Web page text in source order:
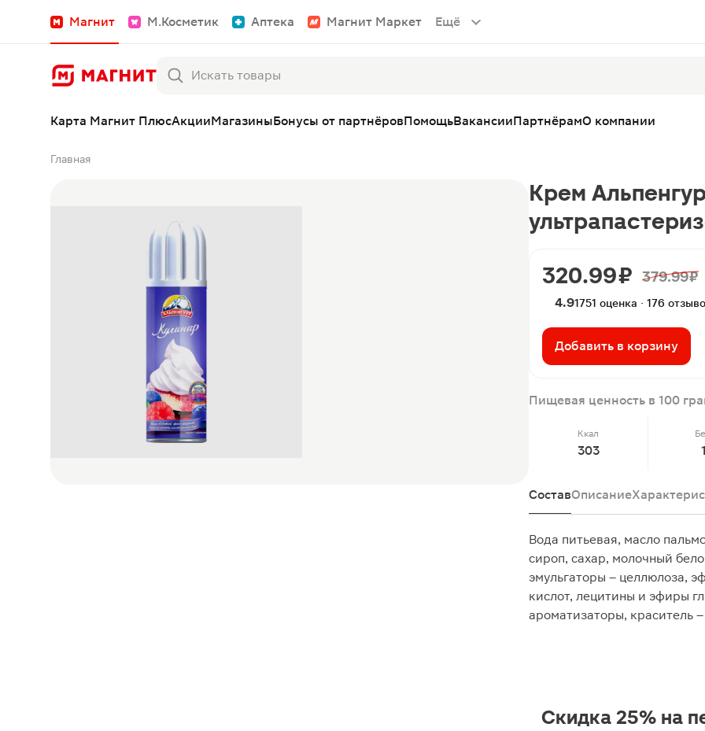
Магнит М.Косметик Аптека Магнит Маркет Ещё
Карта Магнит ПлюсАкцииМагазиныБонусы от партнёровПомощьВакансииПартнёрамО компании
Главная
Крем
320.99 ₽ 379.99 ₽
4.91751 оценка · 176
Добавить в корзину
Пищевая ценность в 100
Ккал
303
СоставОписание
Вода питьевая, масло
сироп, сахар, молочный
эмульгаторы – целлюлоза,
кислот, лецитины и эфиры
ароматизаторы, краситель
Скидка 25% на